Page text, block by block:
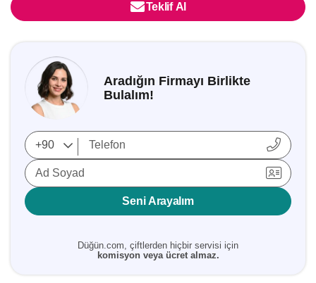
Teklif Al
Aradığın Firmayı Birlikte
Bulalım!
Ad Soyad
Seni Arayalım
Düğün.com, çiftlerden hiçbir servisi için
komisyon veya ücret almaz.